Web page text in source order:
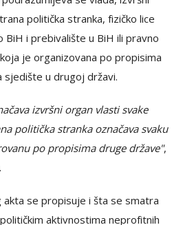
politička stranka, fizičko lice
BiH i prebivalište u BiH ili pravno
je organizovana po propisima
sjedište u drugoj državi.
izvršni organ vlasti svake
politička stranka označava svaku
po propisima druge države",
se propisuje i šta se smatra
aktivnostima neprofitnih